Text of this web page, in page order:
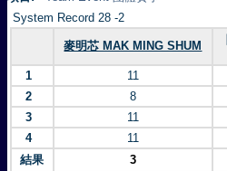
System Record 28 -2
麥明芯 MAK MING SHUM
1
11
2
8
3
11
4
11
結果
3